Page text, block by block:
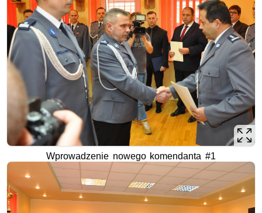
Wprowadzenie nowego komendanta #1